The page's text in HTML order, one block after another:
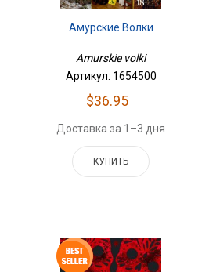
Амурские Волки
Amurskie volki
Артикул: 1654500
$36.95
Доставка за 1–3 дня
КУПИТЬ